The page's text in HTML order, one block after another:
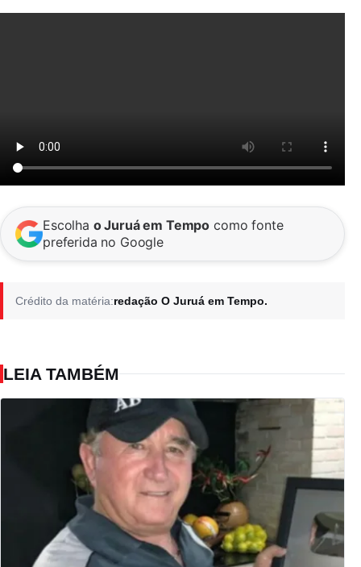
Escolha o Juruá em Tempo como fonte
preferida no Google
Crédito da matéria:redação O Juruá em Tempo.
LEIA TAMBÉM